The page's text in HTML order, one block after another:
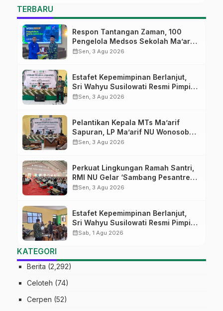
TERBARU
Respon Tantangan Zaman, 100
Pengelola Medsos Sekolah Ma’arif
Pekalongan Ikuti Pelatihan Literasi
calendar_monthSen, 3 Agu 2026
Estafet Kepemimpinan Berlanjut,
Sri Wahyu Susilowati Resmi Pimpin
MTs Ma’arif Sapuran
calendar_monthSen, 3 Agu 2026
Pelantikan Kepala MTs Ma’arif
Sapuran, LP Ma’arif NU Wonosobo
Tekankan Lima Amanah
calendar_monthSen, 3 Agu 2026
Perkuat Lingkungan Ramah Santri,
RMI NU Gelar ‘Sambang Pesantren’
di Pati
calendar_monthSen, 3 Agu 2026
Estafet Kepemimpinan Berlanjut,
Sri Wahyu Susilowati Resmi Pimpin
MTs Ma’arif Sapuran
calendar_monthSab, 1 Agu 2026
KATEGORI
Berita (2,292)
Celoteh (74)
Cerpen (52)